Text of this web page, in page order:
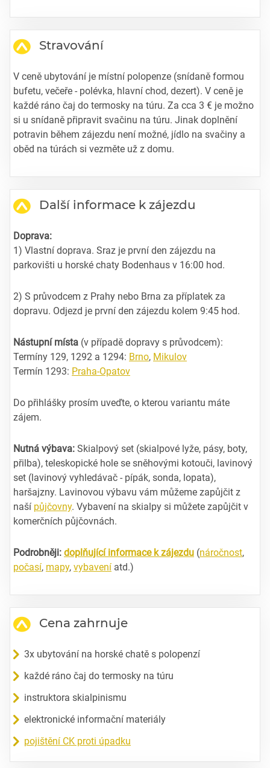
Stravování
V ceně ubytování je místní polopenze (snídaně formou
bufetu, večeře - polévka, hlavní chod, dezert). V ceně je
každé ráno čaj do termosky na túru. Za cca 3 € je možno
si u snídaně připravit svačinu na túru. Jinak doplnění
potravin během zájezdu není možné, jídlo na svačiny a
oběd na túrách si vezměte už z domu.
Další informace k zájezdu
Doprava:
1) Vlastní doprava. Sraz je první den zájezdu na
parkovišti u horské chaty Bodenhaus v 16:00 hod.
2) S průvodcem z Prahy nebo Brna za příplatek za
dopravu. Odjezd je první den zájezdu kolem 9:45 hod.
Nástupní místa (v případě dopravy s průvodcem):
Termíny 129, 1292 a 1294: Brno, Mikulov
Termín 1293: Praha-Opatov
Do přihlášky prosím uveďte, o kterou variantu máte
zájem.
Nutná výbava: Skialpový set (skialpové lyže, pásy, boty,
přilba), teleskopické hole se sněhovými kotouči, lavinový
set (lavinový vyhledávač - pípák, sonda, lopata),
haršajzny. Lavinovou výbavu vám můžeme zapůjčit z
naší půjčovny. Vybavení na skialpy si můžete zapůjčit v
komerčních půjčovnách.
Podrobněji: doplňující informace k zájezdu (náročnost,
počasí, mapy, vybavení atd.)
Cena zahrnuje
3x ubytování na horské chatě s polopenzí
každé ráno čaj do termosky na túru
instruktora skialpinismu
elektronické informační materiály
pojištění CK proti úpadku